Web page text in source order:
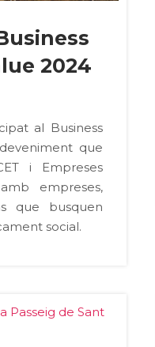
2024
al Business
que
i Empreses
empreses,
que busquen
social.